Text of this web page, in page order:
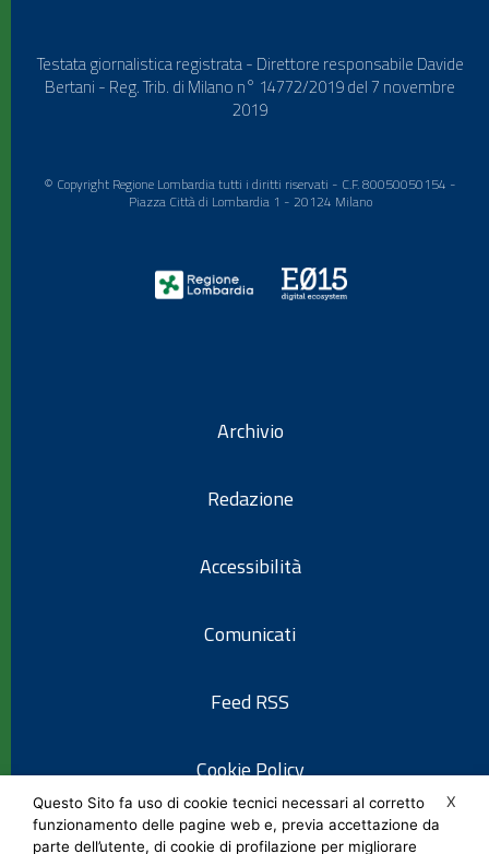
Testata giornalistica registrata - Direttore responsabile Davide
Bertani - Reg. Trib. di Milano n° 14772/2019 del 7 novembre
2019
© Copyright Regione Lombardia tutti i diritti riservati - C.F. 80050050154 -
Piazza Città di Lombardia 1 - 20124 Milano
Archivio
Redazione
Accessibilità
Comunicati
Feed RSS
Cookie Policy
Informativa privacy
X
Questo Sito fa uso di cookie tecnici necessari al corretto
funzionamento delle pagine web e, previa accettazione da
parte dell’utente, di cookie di profilazione per migliorare